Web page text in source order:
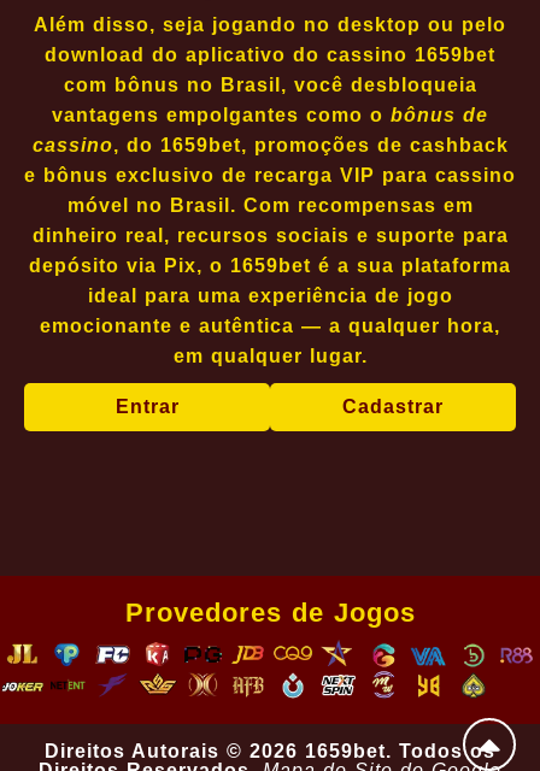
Além disso, seja jogando no desktop ou pelo
download do aplicativo do cassino 1659bet
com bônus no Brasil, você desbloqueia
vantagens empolgantes como o bônus de
cassino, do 1659bet, promoções de cashback
e bônus exclusivo de recarga VIP para cassino
móvel no Brasil. Com recompensas em
dinheiro real, recursos sociais e suporte para
depósito via Pix, o 1659bet é a sua plataforma
ideal para uma experiência de jogo
emocionante e autêntica — a qualquer hora,
em qualquer lugar.
Entrar Cadastrar
Provedores de Jogos
Direitos Autorais © 2026 1659bet. Todos os